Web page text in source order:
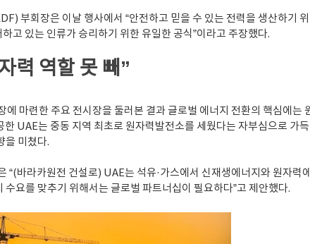
부회장은 이날 행사에서 “안전하고 믿을 수 있는 전력을 생산하기
하고 있는 인류가 승리하기 위한 유일한 공식”이라고 주장했다.
력 역할 못 빼”
마련한 주요 전시장을 둘러본 결과 글로벌 에너지 전환의 핵심에는
UAE는 중동 지역 최초로 원자력발전소를 세웠다는 자부심으로 가
을 미쳤다.
“(바라카원전 건설로) UAE는 석유·가스에서 신재생에너지와 원자력
요를 맞추기 위해서는 글로벌 파트너십이 필요하다”고 제안했다.